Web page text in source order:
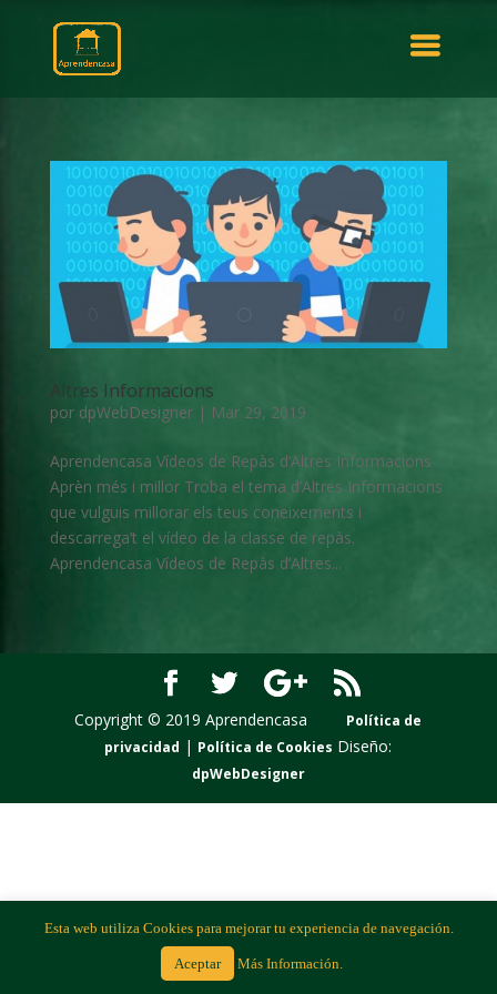
Altres Informacions
por dpWebDesigner| Mar 29, 2019
Aprendencasa Vídeos de Repàs d’Altres Informacions
Aprèn més i millor Troba el tema d’Altres Informacions
que vulguis millorar els teus coneixements i
descarrega’t el vídeo de la classe de repàs.
Aprendencasa Vídeos de Repàs d’Altres...
Copyright © 2019 Aprendencasa
Política de
privacidad | Política de Cookies Diseño:
dpWebDesigner
Esta web utiliza Cookies para mejorar tu experiencia de navegación.
Aceptar Más Información.